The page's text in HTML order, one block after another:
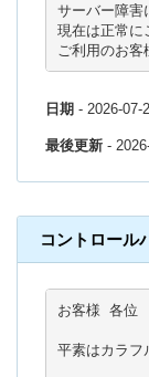
サーバー障害
現在は正常に
ご利用のお
日期 - 2026-07-
最後更新 -
コントロール
お客様 各位
平素はカラフ